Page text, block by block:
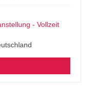
- Vollzeit